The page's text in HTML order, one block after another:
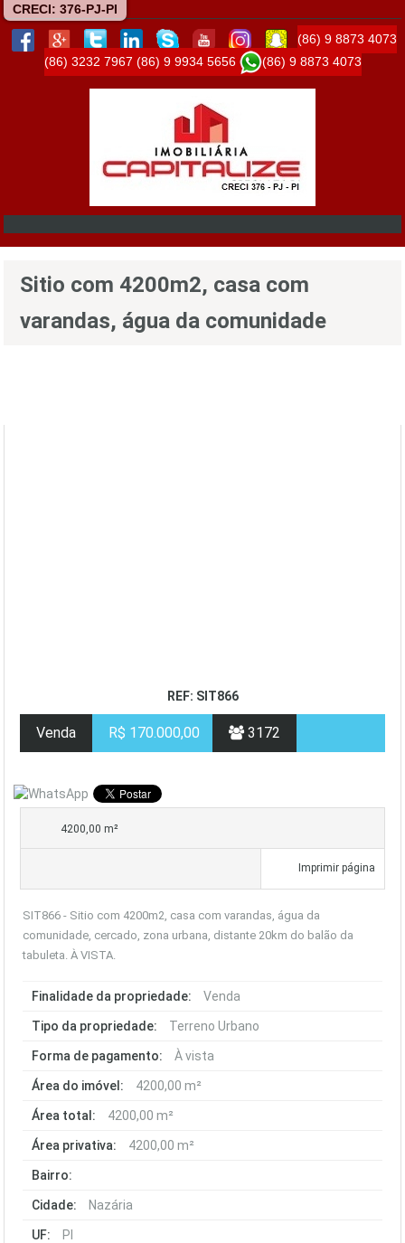
CRECI: 376-PJ-PI
(86) 9 8873 4073
(86) 3232 7967 (86) 9 9934 5656 (86) 9 8873 4073
Sitio com 4200m2, casa com
varandas, água da comunidade
REF: SIT866
Venda R$ 170.000,00 3172
4200,00 m²
Imprimir página
SIT866 - Sitio com 4200m2, casa com varandas, água da
comunidade, cercado, zona urbana, distante 20km do balão da
tabuleta. À VISTA.
Finalidade da propriedade: Venda
Tipo da propriedade: Terreno Urbano
Forma de pagamento: À vista
Área do imóvel: 4200,00 m²
Área total: 4200,00 m²
Área privativa: 4200,00 m²
Bairro:
Cidade: Nazária
UF: PI